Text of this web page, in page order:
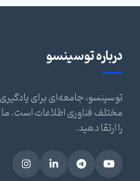
درباره توسینسو
توسینسو، جامعه‌ای برای
مختلف فناوری اطلاعات است.
را ارتقا دهید.